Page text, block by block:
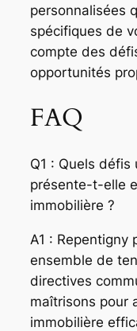
personnalisées
spécifiques de
compte des
opportunités
FAQ
Q1 : Quels défis
présente-t-elle
immobilière ?
A1 : Repentigny
ensemble de
directives
maîtrisons pour
immobilière